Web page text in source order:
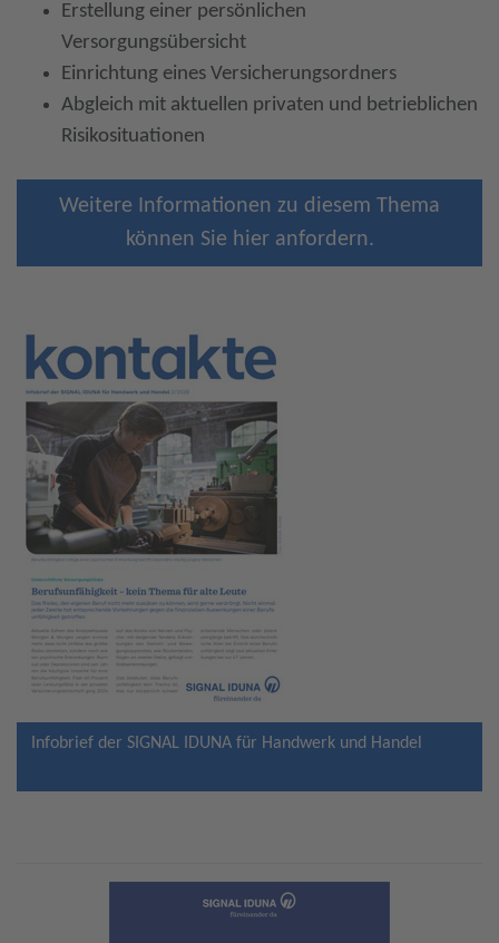
Erstellung einer persönlichen
Versorgungsübersicht
Einrichtung eines Versicherungsordners
Abgleich mit aktuellen privaten und betrieblichen
Risikosituationen
Weitere Informationen zu diesem Thema
können Sie hier anfordern.
Infobrief der SIGNAL IDUNA für Handwerk und Handel